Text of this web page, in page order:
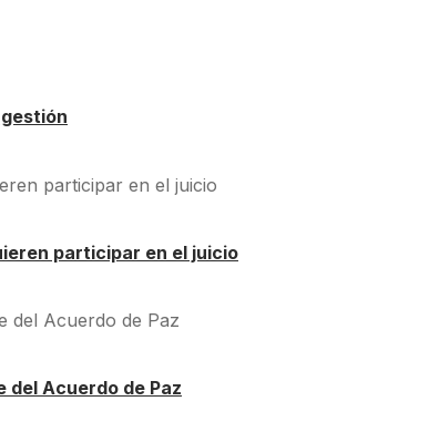
participar en el juicio
del Acuerdo de Paz